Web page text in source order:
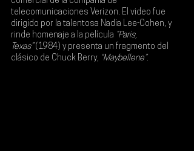
telecomunicaciones Verizon. El video fue
dirigido por la talentosa Nadia Lee-Cohen, y
rinde homenaje a la película “Paris,
Texas” (1984) y presenta un fragmento del
clásico de Chuck Berry, "Maybellene”.